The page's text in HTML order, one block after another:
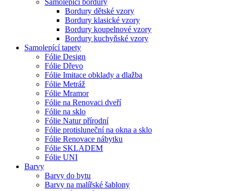
Bordury dětské vzory
Bordury klasické vzory
Bordury koupelnové vzory
Bordury kuchyňské vzory
Samolepící tapety
Fólie Design
Fólie Dřevo
Fólie Imitace obklady a dlažba
Fólie Metráž
Fólie Mramor
Fólie na Renovaci dveří
Fólie na sklo
Fólie Natur přírodní
Fólie protisluneční na okna a sklo
Fólie Renovace nábytku
Fólie SKLADEM
Fólie UNI
Barvy
Barvy do bytu
Barvy na malířské šablony